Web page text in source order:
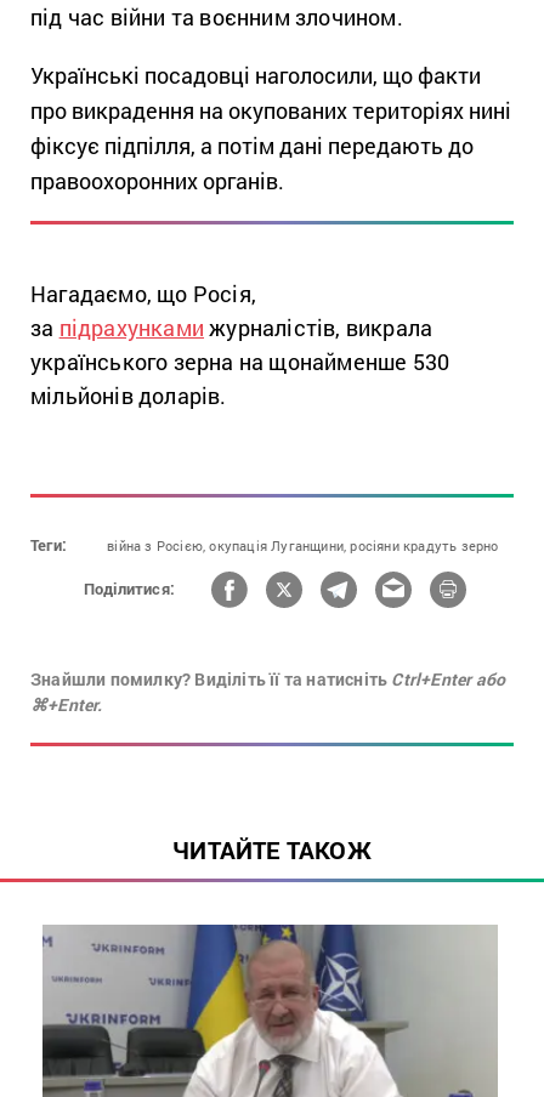
під час війни та воєнним злочином.
Українські посадовці наголосили, що факти
про викрадення на окупованих територіях нині
фіксує підпілля, а потім дані передають до
правоохоронних органів.
Нагадаємо, що Росія,
за підрахунками журналістів, викрала
українського зерна на щонайменше 530
мільйонів доларів.
Теги: війна з Росією, окупація Луганщини, росіяни крадуть зерно
Поділитися:
Знайшли помилку? Виділіть її та натисніть Ctrl+Enter або
⌘+Enter.
ЧИТАЙТЕ ТАКОЖ